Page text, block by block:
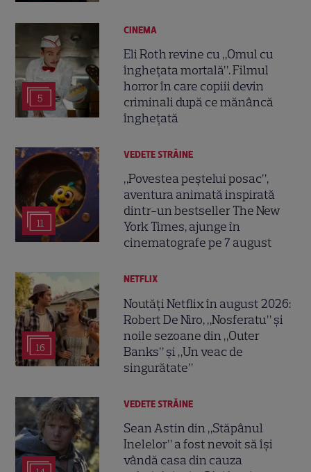
5
CINEMA
Eli Roth revine cu „Omul cu
înghețata mortală”. Filmul
horror în care copiii devin
criminali după ce mănâncă
înghețată
11
VEDETE STRĂINE
„Povestea peștelui posac”,
aventura animată inspirată
dintr-un bestseller The New
York Times, ajunge în
cinematografe pe 7 august
16
NETFLIX
Noutăți Netflix în august 2026:
Robert De Niro, „Nosferatu” și
noile sezoane din „Outer
Banks” și „Un veac de
singurătate”
VEDETE STRĂINE
Sean Astin din „Stăpânul
Inelelor” a fost nevoit să își
vândă casa din cauza